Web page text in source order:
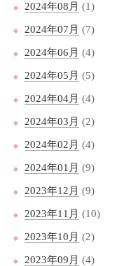
2024年08月 (1)
2024年07月 (7)
2024年06月 (4)
2024年05月 (5)
2024年04月 (4)
2024年03月 (2)
2024年02月 (4)
2024年01月 (9)
2023年12月 (9)
2023年11月 (10)
2023年10月 (2)
2023年09月 (4)